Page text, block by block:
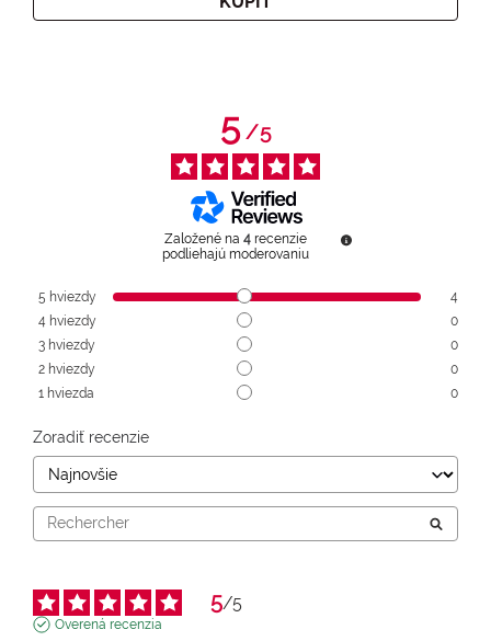
5/5
Založené na 4 recenzie
podliehajú moderovaniu
5 hviezdy
4
4 hviezdy
0
3 hviezdy
0
2 hviezdy
0
1 hviezda 0
Zoradiť recenzie
5/5
Overená recenzia